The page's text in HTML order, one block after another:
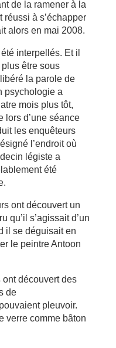
de la ramener à la
à s’échapper
alors en mai 2008.
interpellés. Et il
être sous
la parole de
psychologie a
mois plus tôt,
lors d’une séance
les enquêteurs
l’endroit où
légiste a
été
ont découvert un
qu’il s’agissait d’un
il se déguisait en
le peintre Antoon
ont découvert des
de
pleuvoir.
verre comme bâton